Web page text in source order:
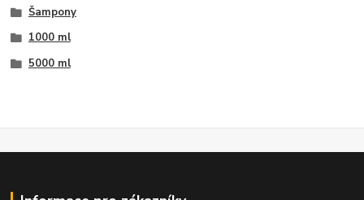
Šampony
1000 ml
5000 ml